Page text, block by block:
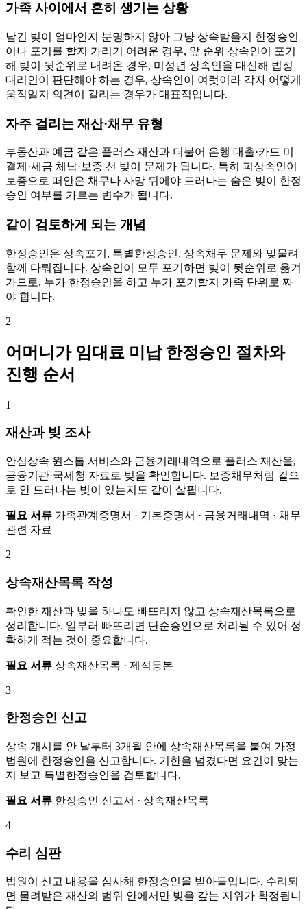
가족 사이에서 흔히 생기는 상황
남긴 빚이 얼마인지 분명하지 않아 그냥 상속받을지 한정승인
이나 포기를 할지 가리기 어려운 경우, 앞 순위 상속인이 포기
해 빚이 뒷순위로 내려온 경우, 미성년 상속인을 대신해 법정
대리인이 판단해야 하는 경우, 상속인이 여럿이라 각자 어떻게
움직일지 의견이 갈리는 경우가 대표적입니다.
자주 걸리는 재산·채무 유형
부동산과 예금 같은 플러스 재산과 더불어 은행 대출·카드 미
결제·세금 체납·보증 선 빚이 문제가 됩니다. 특히 피상속인이
보증으로 떠안은 채무나 사망 뒤에야 드러나는 숨은 빚이 한정
승인 여부를 가르는 변수가 됩니다.
같이 검토하게 되는 개념
한정승인은 상속포기, 특별한정승인, 상속채무 문제와 맞물려
함께 다뤄집니다. 상속인이 모두 포기하면 빚이 뒷순위로 옮겨
가므로, 누가 한정승인을 하고 누가 포기할지 가족 단위로 짜
야 합니다.
2
어머니가 임대료 미납 한정승인 절차와
진행 순서
1
재산과 빚 조사
안심상속 원스톱 서비스와 금융거래내역으로 플러스 재산을,
금융기관·국세청 자료로 빚을 확인합니다. 보증채무처럼 겉으
로 안 드러나는 빚이 있는지도 같이 살핍니다.
필요 서류 가족관계증명서 · 기본증명서 · 금융거래내역 · 채무
관련 자료
2
상속재산목록 작성
확인한 재산과 빚을 하나도 빠뜨리지 않고 상속재산목록으로
정리합니다. 일부러 빠뜨리면 단순승인으로 처리될 수 있어 정
확하게 적는 것이 중요합니다.
필요 서류 상속재산목록 · 제적등본
3
한정승인 신고
상속 개시를 안 날부터 3개월 안에 상속재산목록을 붙여 가정
법원에 한정승인을 신고합니다. 기한을 넘겼다면 요건이 맞는
지 보고 특별한정승인을 검토합니다.
필요 서류 한정승인 신고서 · 상속재산목록
4
수리 심판
법원이 신고 내용을 심사해 한정승인을 받아들입니다. 수리되
면 물려받은 재산의 범위 안에서만 빚을 갚는 지위가 확정됩니